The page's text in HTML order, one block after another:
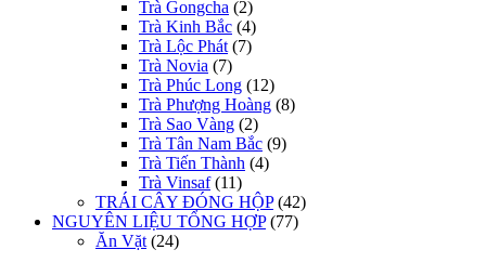
Trà Gongcha (2)
Trà Kinh Bắc (4)
Trà Lộc Phát (7)
Trà Novia (7)
Trà Phúc Long (12)
Trà Phượng Hoàng (8)
Trà Sao Vàng (2)
Trà Tân Nam Bắc (9)
Trà Tiến Thành (4)
Trà Vinsaf (11)
TRÁI CÂY ĐÓNG HỘP (42)
NGUYÊN LIỆU TỔNG HỢP (77)
Ăn Vặt (24)